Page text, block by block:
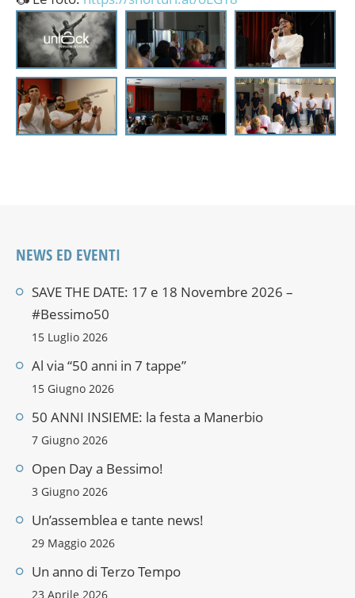
NEWS ED EVENTI
SAVE THE DATE: 17 e 18 Novembre 2026 –
#Bessimo50
15 Luglio 2026
Al via “50 anni in 7 tappe”
15 Giugno 2026
50 ANNI INSIEME: la festa a Manerbio
7 Giugno 2026
Open Day a Bessimo!
3 Giugno 2026
Un’assemblea e tante news!
29 Maggio 2026
Un anno di Terzo Tempo
23 Aprile 2026